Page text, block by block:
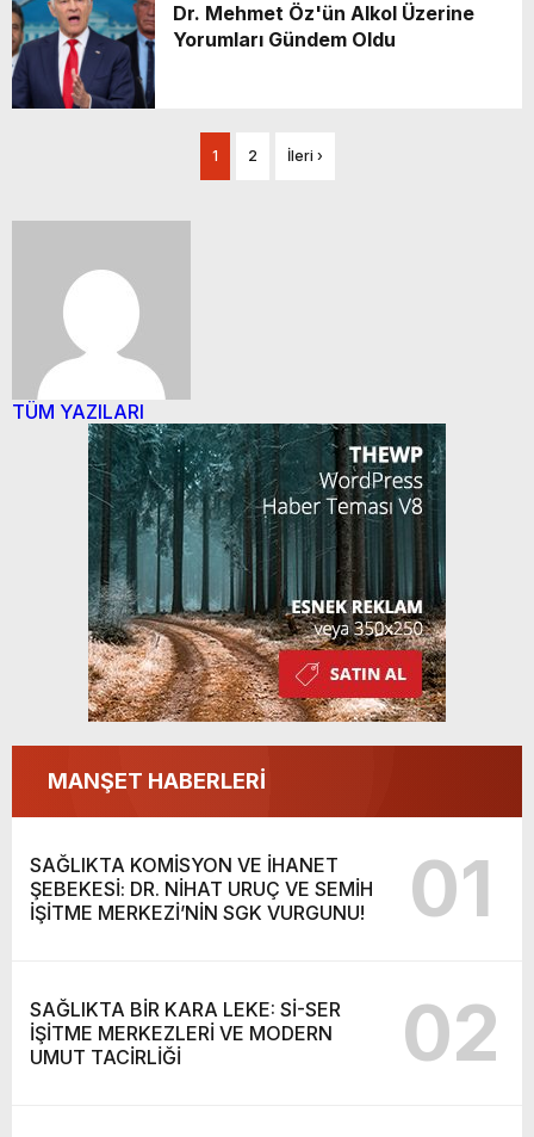
Dr. Mehmet Öz'ün Alkol Üzerine
Yorumları Gündem Oldu
1 2 İleri ›
TÜM YAZILARI
MANŞET HABERLERİ
SAĞLIKTA KOMİSYON VE İHANET
ŞEBEKESİ: DR. NİHAT URUÇ VE SEMİH
İŞİTME MERKEZİ’NİN SGK VURGUNU!
01
SAĞLIKTA BİR KARA LEKE: Sİ-SER
İŞİTME MERKEZLERİ VE MODERN
UMUT TACİRLİĞİ
02